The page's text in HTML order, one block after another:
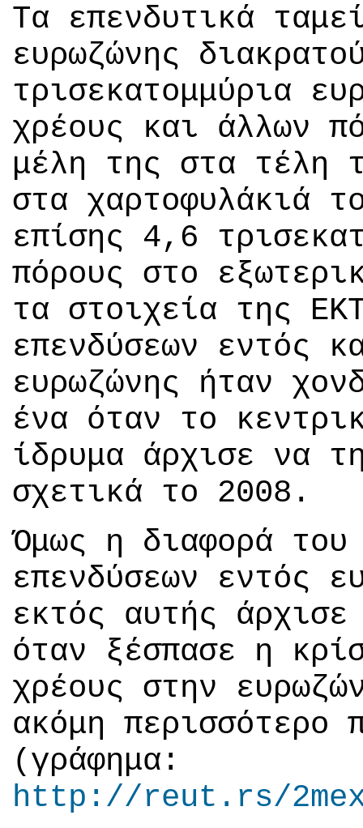
Τα επενδυτικά
ευρωζώνης
τρισεκατομμύρια
χρέους και άλλων
μέλη της στα τέλη
στα χαρτοφυλάκιά
επίσης 4,6
πόρους στο
τα στοιχεία της
επενδύσεων εντός
ευρωζώνης ήταν
ένα όταν το
ίδρυμα άρχισε να
σχετικά το 2008.
Όμως η διαφορά του
επενδύσεων εντός
εκτός αυτής
όταν ξέσπασε η
χρέους στην
ακόμη περισσότερο
(γράφημα:
http://reut.rs/